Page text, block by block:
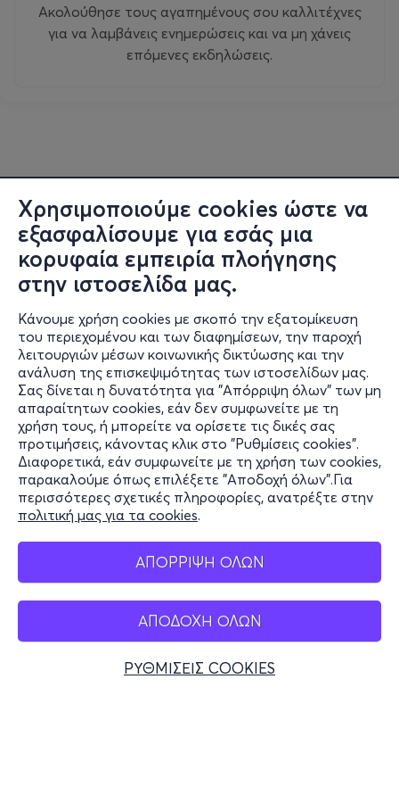
Χρησιμοποιούμε cookies ώστε να
εξασφαλίσουμε για εσάς μια
κορυφαία εμπειρία πλοήγησης
στην ιστοσελίδα μας.
Κάνουμε χρήση cookies με σκοπό την εξατομίκευση
του περιεχομένου και των διαφημίσεων, την παροχή
λειτουργιών μέσων κοινωνικής δικτύωσης και την
ανάλυση της επισκεψιμότητας των ιστοσελίδων μας.
Σας δίνεται η δυνατότητα για "Απόρριψη όλων" των μη
απαραίτητων cookies, εάν δεν συμφωνείτε με τη
χρήση τους, ή μπορείτε να ορίσετε τις δικές σας
προτιμήσεις, κάνοντας κλικ στο "Ρυθμίσεις cookies".
Διαφορετικά, εάν συμφωνείτε με τη χρήση των cookies,
παρακαλούμε όπως επιλέξετε "Αποδοχή όλων".Για
περισσότερες σχετικές πληροφορίες, ανατρέξτε στην
πολιτική μας για τα cookies.
ΑΠΟΡΡΙΨΗ ΟΛΩΝ
ΑΠΟΔΟΧΗ ΟΛΩΝ
ΡΥΘΜΙΣΕΙΣ COOKIES
Ακολούθησε τους αγαπημένους σου καλλιτέχνες
για να λαμβάνεις ενημερώσεις και να μη χάνεις
επόμενες εκδηλώσεις.
Πληροφορίες
Υποστήριξη
Stay Connected
Mobile app